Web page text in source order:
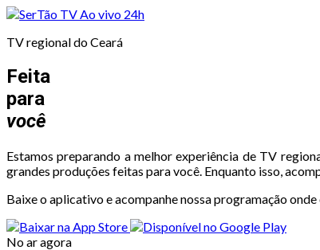
Ao vivo 24h
TV regional do Ceará
Feita
para
você
Estamos preparando a melhor experiência de TV
grandes produções feitas para você. Enquanto isso,
Baixe o aplicativo e acompanhe nossa programação onde
No ar agora